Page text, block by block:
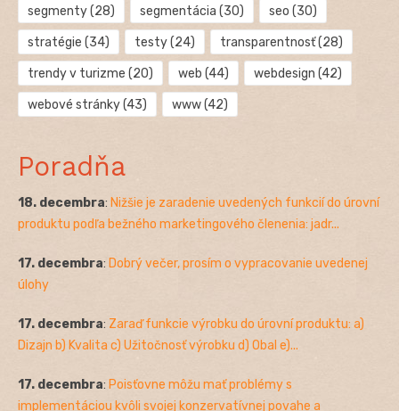
segmenty(28) segmentácia (30) seo (30)
stratégie (34) testy(24) transparentnosť(28)
trendy v turizme (20) web (44) webdesign (42)
webové stránky(43) www(42)
Poradňa
18. decembra: Nižšie je zaradenie uvedených funkcií do úrovní
produktu podľa bežného marketingového členenia: jadr...
17. decembra: Dobrý večer, prosím o vypracovanie uvedenej
úlohy
17. decembra: Zaraď funkcie výrobku do úrovní produktu: a)
Dizajn b) Kvalita c) Užitočnosť výrobku d) Obal e)...
17. decembra: Poisťovne môžu mať problémy s
implementáciou kvôli svojej konzervatívnej povahe a